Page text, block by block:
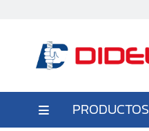
PRODUCTOS